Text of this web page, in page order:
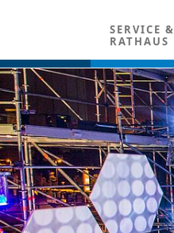
SERVICE &
RATHAUS